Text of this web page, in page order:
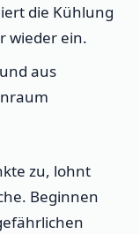
die Kühlung
wieder ein.
aus
zu, lohnt
Beginnen